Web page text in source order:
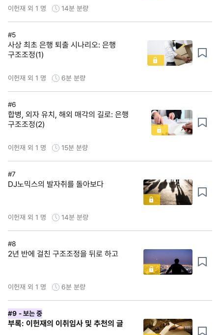
이헌재 외 1 명 14분 분량
#5
사상 최초 은행 퇴출 시나리오: 은행
구조조정(1)
이헌재 외 1 명 6분 분량
#6
합병, 외자 유치, 해외 매각의 길로: 은행
구조조정(2)
이헌재 외 1 명 15분 분량
#7
DJ노믹스의 발자취를 돌아보다
이헌재 외 1 명 14분 분량
#8
2년 반에 걸친 구조조정을 뒤로 하고
이헌재 외 1 명 6분 분량
#9 - 보는 중
부록: 이헌재의 이취임사 및 추천의 글